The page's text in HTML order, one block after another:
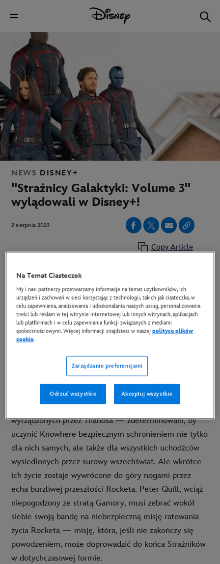
NEWS DISNEY+
"Strażnicy Galaktyki: Volume 3"
wylądowali w Disney+!
2 sierpnia 2023
Copy Article
wyczekiwany przez fanów film „Strażnicy
Galaktyki: Volume 3” Marvel Studios. Kosmiczni
bohaterowie wrócili z kolejnymi przygodami i
prawdziwie wzruszającymi momentami.
„Strażnikach Galaktyki: Volume 3”
Studios nasza ulubiona banda odmieńców wygląda
trochę inaczej. Po nabyciu Knowhere od Kolekcjonera
Strażnicy pracują nad naprawieniem ogromnych szkód
wyrządzonych przez Thanosa — zdeterminowani, by
uczynić Knowhere bezpiecznym schronieniem nie tylko
dla nich samych, ale także dla wszystkich uchodźców
wysiedlonych przez surowy wszechświat. Ale wkrótce
ich życie zostaje wywrócone do góry nogami przez
echa burzliwej przeszłości Rocketa. Peter Quill, wciąż
niepogodzony ze stratą Gamory, musi zebrać wokół
siebie swoją bandę na niebezpieczną misję ratowania
życia Rocketa — misję, która, jeśli nie zakończy się
powodzeniem, może doprowadzić do końca Strażników
w dotychczasowej formie.
Na Temat Ciasteczek
My i nasi partnerzy przetwarzamy informacje na temat użytkowników, ich
urządzeń i zachowań w sieci korzystając z technologii, takich jak ciasteczka, w
celu zapewniania, analizowania i udoskonalania naszych usług, personalizowania
treści lub reklam w tej witrynie internetowej lub innych witrynach, aplikacjach
lub platformach i w celu zapewniania funkcji związanych z mediami
społecznościowymi. Więcej informacji znajdziesz w naszejpolityce plików
cookie.
Zarządzanie preferencjami
Odrzuć wszystkie Akceptuj wszystkie